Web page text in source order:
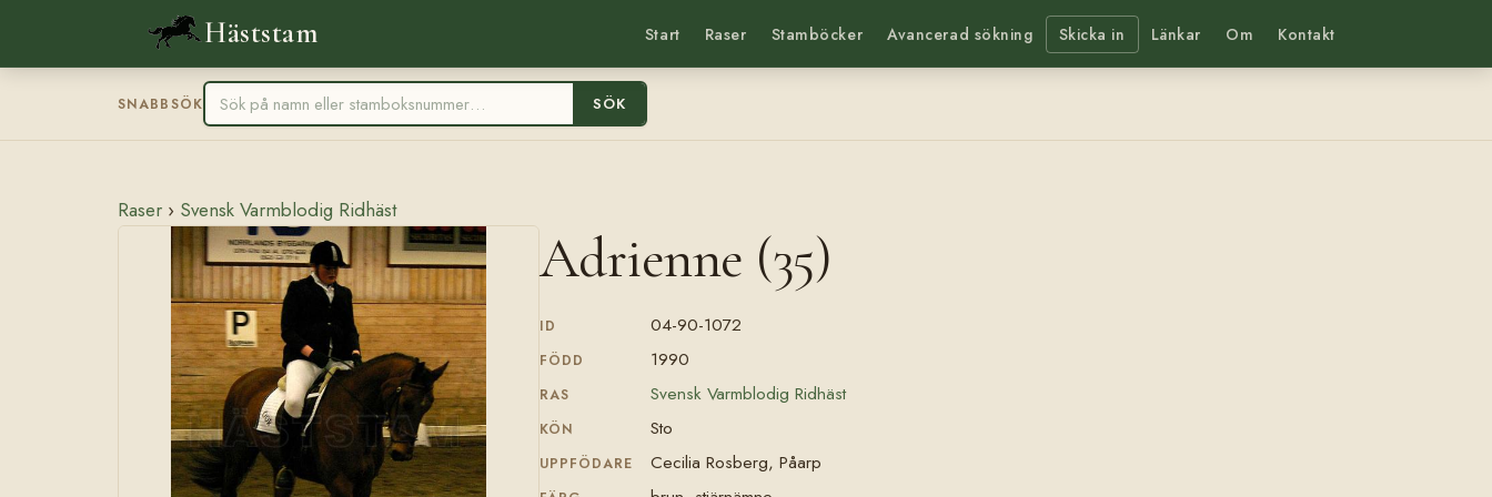
Häststam Start Raser Stamböcker Avancerad sökning Skicka in Länkar Om Kontakt
SNABBSÖK SÖK
Raser › Svensk Varmblodig Ridhäst
Adrienne (35)
ID 04-90-1072
FÖDD 1990
RAS Svensk Varmblodig Ridhäst
KÖN Sto
UPPFÖDARE Cecilia Rosberg, Påarp